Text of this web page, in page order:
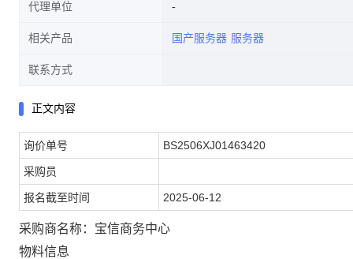
代理单位
相关产品 国产服务器 服务器
联系方式
正文内容
询价单号 BS2506XJ01463420
采购员
报名截至时间 2025-06-12
采购商名称：宝信商务中心
物料信息